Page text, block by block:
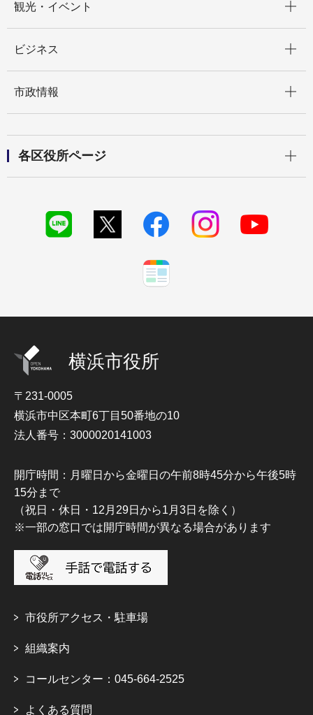
観光・イベント
ビジネス
市政情報
各区役所ページ
横浜市役所
〒231-0005
横浜市中区本町6丁目50番地の10
法人番号：3000020141003
開庁時間：月曜日から金曜日の午前8時45分から午後5時
15分まで
（祝日・休日・12月29日から1月3日を除く）
※一部の窓口では開庁時間が異なる場合があります
市役所アクセス・駐車場
組織案内
コールセンター：045-664-2525
よくある質問